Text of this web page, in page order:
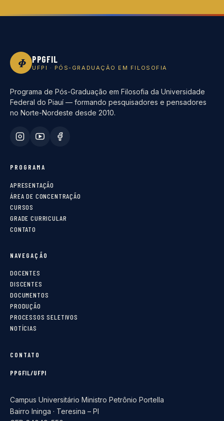
Φ PPGFIL
UFPI · PÓS-GRADUAÇÃO EM FILOSOFIA
Programa de Pós-Graduação em Filosofia da Universidade
Federal do Piauí — formando pesquisadores e pensadores
no Norte-Nordeste desde 2010.
PROGRAMA
APRESENTAÇÃO
ÁREA DE CONCENTRAÇÃO
CURSOS
GRADE CURRICULAR
CONTATO
NAVEGAÇÃO
DOCENTES
DISCENTES
DOCUMENTOS
PRODUÇÃO
PROCESSOS SELETIVOS
NOTÍCIAS
CONTATO
PPGFIL/UFPI
Campus Universitário Ministro Petrônio Portella
Bairro Ininga · Teresina – PI